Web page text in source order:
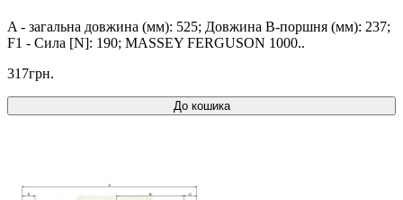
A - загальна довжина (мм): 525; Довжина B-поршня (мм): 237;
F1 - Сила [N]: 190; MASSEY FERGUSON 1000..
317грн.
До кошика